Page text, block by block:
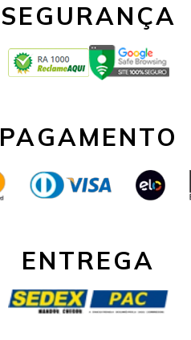
SEGURANÇA
PAGAMENTO
ENTREGA